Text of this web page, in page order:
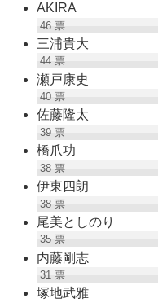
AKIRA
46票
三浦貴大
44票
瀬戸康史
40票
佐藤隆太
39票
橋爪功
38票
伊東四朗
38票
尾美としのり
35票
内藤剛志
31票
塚地武雅